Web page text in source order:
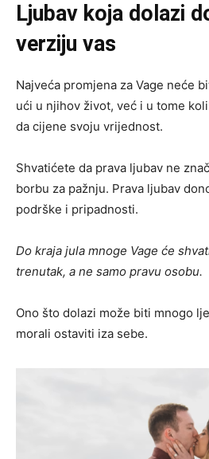
Ljubav koja dolazi
verziju vas
Najveća promjena za Vage neće
ući u njihov život, već i u tome
da cijene svoju vrijednost.
Shvatićete da prava ljubav ne
borbu za pažnju. Prava ljubav
podrške i pripadnosti.
Do kraja jula mnoge Vage će
trenutak, a ne samo pravu osobu.
Ono što dolazi može biti mnogo
morali ostaviti iza sebe.